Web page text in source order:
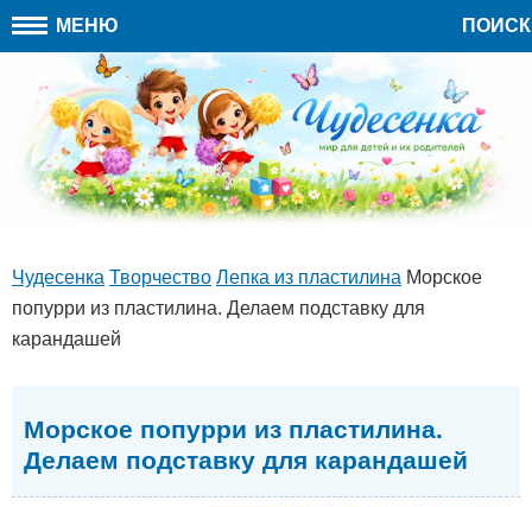
МЕНЮ ПОИСК
Чудесенка Творчество Лепка из пластилина Морское
попурри из пластилина. Делаем подставку для
карандашей
Морское попурри из пластилина.
Делаем подставку для карандашей